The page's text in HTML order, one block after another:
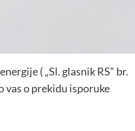
( „Sl. glasnik RS“ br.
vas o prekidu isporuke